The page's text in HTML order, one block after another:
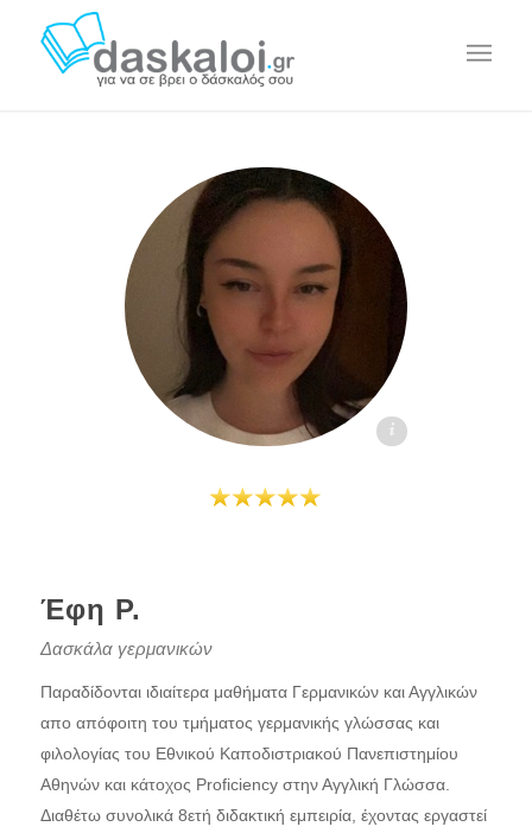
Έφη Ρ. daskaloi.gr
Έφη Ρ.
Δασκάλα γερμανικών
Παραδίδονται ιδιαίτερα μαθήματα Γερμανικών και Αγγλικών
απο απόφοιτη του τμήματος γερμανικής γλώσσας και
φιλολογίας του Εθνικού Καποδιστριακού Πανεπιστημίου
Αθηνών και κάτοχος Proficiency στην Αγγλική Γλώσσα.
Διαθέτω συνολικά 8ετή διδακτική εμπειρία, έχοντας εργαστεί